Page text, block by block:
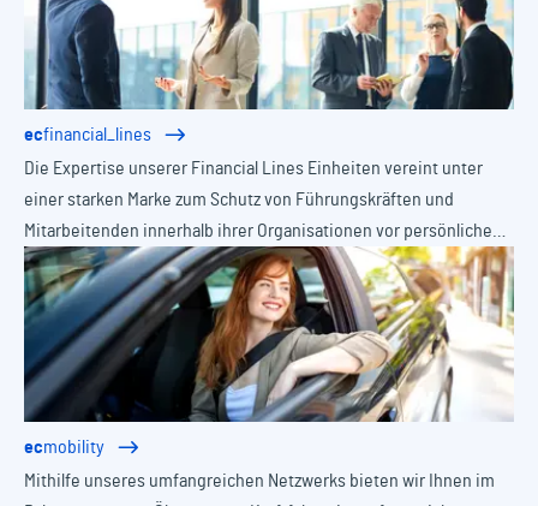
ecfinancial_lines
Die Expertise unserer Financial Lines Einheiten vereint unter
einer starken Marke zum Schutz von Führungskräften und
Mitarbeitenden innerhalb ihrer Organisationen vor persönlichen
Haftungsrisiken, Vermögensschäden und komplexen
regulatorischen Anforderungen.
ecmobility
Mithilfe unseres umfangreichen Netzwerks bieten wir Ihnen im